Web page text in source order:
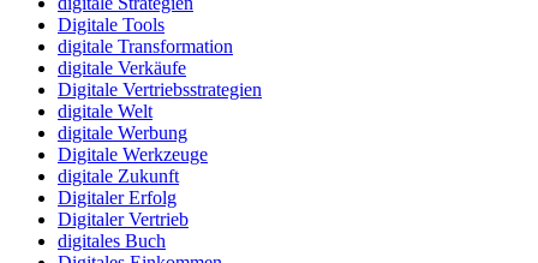
Digitale Tools
digitale Transformation
digitale Verkäufe
Digitale Vertriebsstrategien
digitale Welt
digitale Werbung
Digitale Werkzeuge
digitale Zukunft
Digitaler Erfolg
Digitaler Vertrieb
digitales Buch